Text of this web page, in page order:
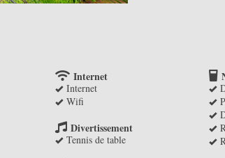
Internet
Internet
Wifi
Divertissement
Tennis de table